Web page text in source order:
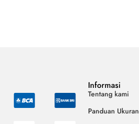
Informasi
Tentang kami
Panduan Ukuran